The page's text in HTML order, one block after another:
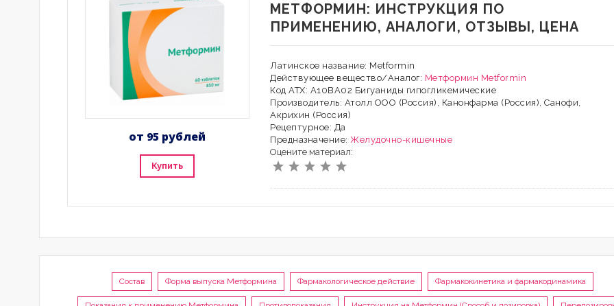
от 95 рублей
Купить
МЕТФОРМИН: ИНСТРУКЦИЯ ПО
ПРИМЕНЕНИЮ, АНАЛОГИ, ОТЗЫВЫ, ЦЕНА
Латинское название: Metformin
Действующее вещество/Аналог: Метформин Metformin
Код АТХ: A10BA02 Бигуаниды гипогликемические
Производитель: Атолл ООО (Россия), Канонфарма (Россия), Санофи,
Акрихин (Россия)
Рецептурное: Да
Предназначение:Желудочно-кишечные
Оцените материал:
Состав Форма выпуска Метформина Фармакологическое действие Фармакокинетика и фармакодинамика